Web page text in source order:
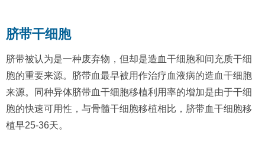
脐带干细胞
脐带被认为是一种废弃物，但却是造血干细胞和间充质干细
胞的重要来源。脐带血最早被用作治疗血液病的造血干细胞
来源。同种异体脐带血干细胞移植利用率的增加是由于干细
胞的快速可用性，与骨髓干细胞移植相比，脐带血干细胞移
植早25-36天。